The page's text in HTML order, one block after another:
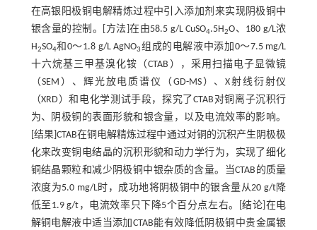
在高银阳极铜电解精炼过程中引入添加剂来实现阴极铜中
银含量的控制。[方法]在由58.5 g/L CuSO4.5H2O、180 g/L浓
H2SO4和0～1.8 g/L AgNO3组成的电解液中添加0～7.5 mg/L
十六烷基三甲基溴化铵（CTAB），采用扫描电子显微镜
（SEM）、辉光放电质谱仪（GD-MS）、X射线衍射仪
（XRD）和电化学测试手段，探究了CTAB对铜离子沉积行
为、阴极铜的表面形貌和银含量，以及电流效率的影响。
[结果]CTAB在铜电解精炼过程中通过对铜的沉积产生阴极极
化来改变铜电结晶的沉积形貌和动力学行为，实现了细化
铜结晶颗粒和减少阴极铜中银杂质的含量。当CTAB的质量
浓度为5.0 mg/L时，成功地将阴极铜中的银含量从20 g/t降
低至1.9 g/t，电流效率只下降5个百分点左右。[结论]在电
解铜电解液中适当添加CTAB能有效降低阴极铜中贵金属银